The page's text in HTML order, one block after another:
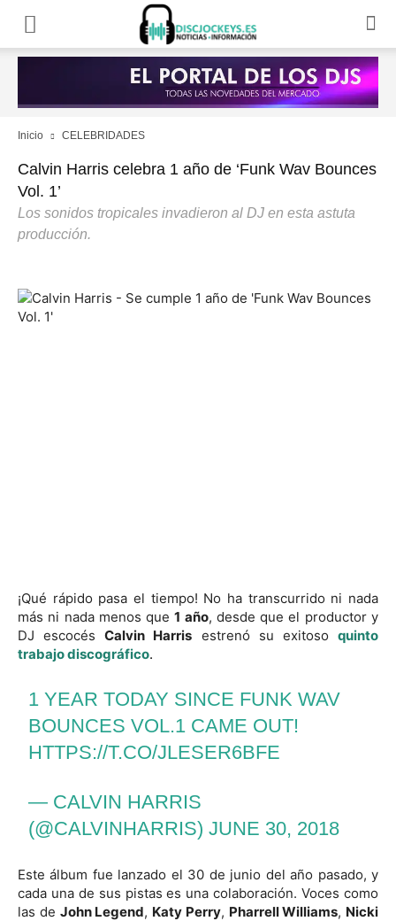
Inicio CELEBRIDADES
Calvin Harris celebra 1 año de ‘Funk Wav Bounces
Vol. 1’
Los sonidos tropicales invadieron al DJ en esta astuta
producción.
¡Qué rápido pasa el tiempo! No ha transcurrido ni nada
más ni nada menos que1 año, desde que el productor y
DJ escocésCalvin Harris estrenó su exitosoquinto
trabajo discográfico.
1 YEAR TODAY SINCE FUNK WAV
BOUNCES VOL.1 CAME OUT!
HTTPS://T.CO/JLESER6BFE
— CALVIN HARRIS
(@CALVINHARRIS)JUNE 30, 2018
Este álbum fue lanzado el 30 de junio del año pasado, y
cada una de sus pistas es una colaboración. Voces como
las de John Legend, Katy Perry, Pharrell Williams, Nicki